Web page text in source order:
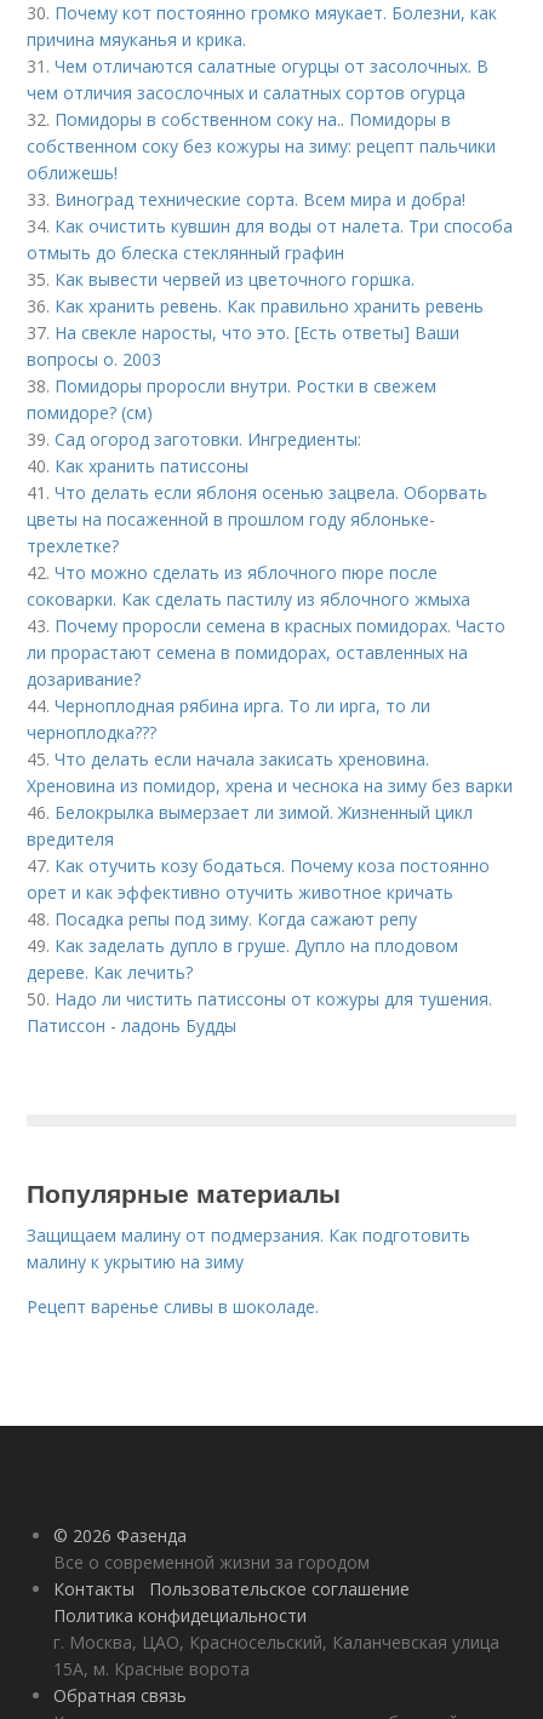
30. Почему кот постоянно громко мяукает. Болезни, как
причина мяуканья и крика.
31.Чем отличаются салатные огурцы от засолочных. В
чем отличия засослочных и салатных сортов огурца
32. Помидоры в собственном соку на.. Помидоры в
собственном соку без кожуры на зиму: рецепт пальчики
оближешь!
33. Виноград технические сорта. Всем мира и добра!
34. Как очистить кувшин для воды от налета. Три способа
отмыть до блеска стеклянный графин
35. Как вывести червей из цветочного горшка.
36. Как хранить ревень. Как правильно хранить ревень
37. На свекле наросты, что это. [Есть ответы] Ваши
вопросы о. 2003
38. Помидоры проросли внутри. Ростки в свежем
помидоре? (см)
39.Сад огород заготовки. Ингредиенты:
40. Как хранить патиссоны
41.Что делать если яблоня осенью зацвела. Оборвать
цветы на посаженной в прошлом году яблоньке-
трехлетке?
42.Что можно сделать из яблочного пюре после
соковарки. Как сделать пастилу из яблочного жмыха
43. Почему проросли семена в красных помидорах. Часто
ли прорастают семена в помидорах, оставленных на
дозаривание?
44.Черноплодная рябина ирга. То ли ирга, то ли
черноплодка???
45.Что делать если начала закисать хреновина.
Хреновина из помидор, хрена и чеснока на зиму без варки
46. Белокрылка вымерзает ли зимой. Жизненный цикл
вредителя
47. Как отучить козу бодаться. Почему коза постоянно
орет и как эффективно отучить животное кричать
48. Посадка репы под зиму. Когда сажают репу
49. Как заделать дупло в груше. Дупло на плодовом
дереве. Как лечить?
50. Надо ли чистить патиссоны от кожуры для тушения.
Патиссон - ладонь Будды
Популярные материалы
Защищаем малину от подмерзания. Как подготовить
малину к укрытию на зиму
Рецепт варенье сливы в шоколаде.
© 2026 Фазенда
Все о современной жизни за городом
Контакты
Пользовательское соглашение
Политика конфидециальности
г. Москва, ЦАО, Красносельский, Каланчевская улица
15А, м. Красные ворота
Обратная связь